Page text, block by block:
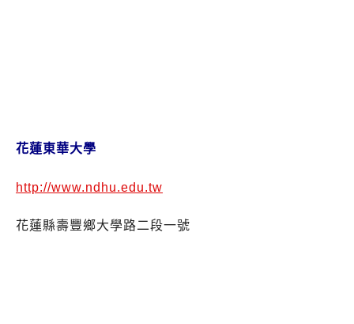
花蓮東華大學
http://www.ndhu.edu.tw
花蓮縣壽豐鄉大學路二段一號